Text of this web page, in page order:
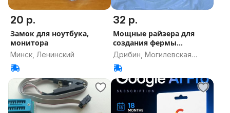
20 р.
Замок для ноутбука,
монитора
Минск, Ленинский
32 р.
Мощные райзера для
создания фермы
майнинга
Дрибин, Могилевская
область